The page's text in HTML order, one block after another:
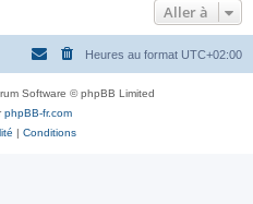
Aller à
Heures au format UTC+02:00
Software © phpBB Limited
phpBB-fr.com
| Conditions